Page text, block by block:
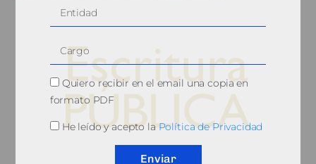
© 2010, Consejo General del Notariado
Quiero recibir en el email una copia en
formato PDF
He leído y acepto laPolítica de Privacidad
Enviar